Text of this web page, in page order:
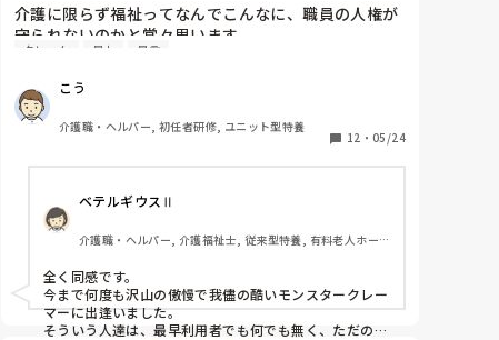
介護に限らず福祉ってなんでこんなに、職員の人権が
守られないのかと常々思います。
過ぎている感じは否めません。
特に、利用者からの暴力・暴言、家族からのクレーム
をいつまでも我慢するのは心情としておかしいのでは
と思います。(今どき、お客様は神様というのは…)
介護職員というより福祉人として間違っている考えだ
とは思いますが、割りきって仕事をしていく必要があ
るのでしょうかね。
心身をやられたりしたら、介護職員をやりたくなくな
ると思うんですよね。
クレーム 暴力 暴言
こう
介護職・ヘルパー, 初任者研修, ユニット型特養
12 ・ 05/24
ベテルギウスⅡ
介護職・ヘルパー, 介護福祉士, 従来型特養, 有料老人ホー
修, 実務者研修, ユニット型特養
全く同感です。
今まで何度も沢山の傲慢で我儘の酷いモンスタークレー
マーに出逢いました。
そういう人達は、最早利用者でも何でも無く、ただのキ